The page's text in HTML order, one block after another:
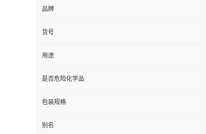
品牌
货号
用途
是否危险化学品
包装规格
别名